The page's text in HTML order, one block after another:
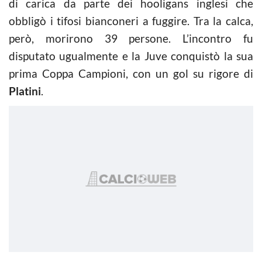
di carica da parte dei hooligans inglesi che
obbligò i tifosi bianconeri a fuggire. Tra la calca,
però, morirono 39 persone. L’incontro fu
disputato ugualmente e la Juve conquistò la sua
prima Coppa Campioni, con un gol su rigore di
Platini.